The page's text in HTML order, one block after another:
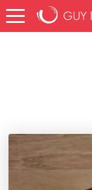
Accueil Recettes